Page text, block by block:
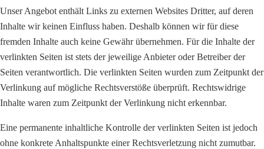
Unser Angebot enthält Links zu externen Websites Dritter, auf deren
Inhalte wir keinen Einfluss haben. Deshalb können wir für diese
fremden Inhalte auch keine Gewähr übernehmen. Für die Inhalte der
verlinkten Seiten ist stets der jeweilige Anbieter oder Betreiber der
Seiten verantwortlich. Die verlinkten Seiten wurden zum Zeitpunkt der
Verlinkung auf mögliche Rechtsverstöße überprüft. Rechtswidrige
Inhalte waren zum Zeitpunkt der Verlinkung nicht erkennbar.
Eine permanente inhaltliche Kontrolle der verlinkten Seiten ist jedoch
ohne konkrete Anhaltspunkte einer Rechtsverletzung nicht zumutbar.